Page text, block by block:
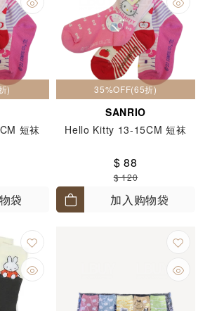
)
短袜
袋
35%OFF(65折)
SANRIO
Hello Kitty 13-15CM 短袜
$ 88
$ 120
加入购物袋